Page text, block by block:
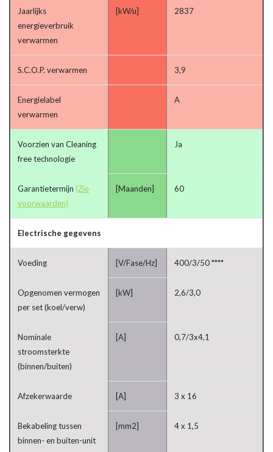
Jaarlijks
energieverbruik
verwarmen
[kW/u] 2837
S.C.O.P. verwarmen 3,9
Energielabel
verwarmen
A
Voorzien van Cleaning
free technologie
Ja
Garantietermijn (Zie
voorwaarden)
[Maanden] 60
Electrische gegevens
Voeding [V/Fase/Hz] 400/3/50 ****
Opgenomen vermogen
per set (koel/verw)
[kW] 2,6/3,0
Nominale
stroomsterkte
(binnen/buiten)
[A] 0,7/3x4,1
Afzekerwaarde [A] 3 x 16
Bekabeling tussen
binnen- en buiten-unit
[mm2] 4 x 1,5